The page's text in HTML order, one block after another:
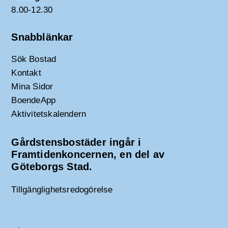
8.00-12.30
Snabblänkar
Sök Bostad
Kontakt
Mina Sidor
BoendeApp
Aktivitetskalendern
Gårdstensbostäder ingår i
Framtidenkoncernen, en del av
Göteborgs Stad.
Tillgänglighetsredogörelse